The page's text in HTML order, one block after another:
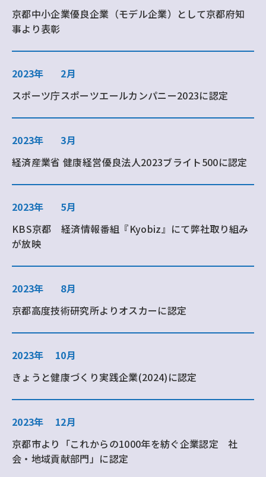
京都中小企業優良企業（モデル企業）として京都府知
事より表彰
2023年
2月
スポーツ庁スポーツエールカンパニー2023に認定
2023年
3月
経済産業省 健康経営優良法人2023ブライト500に認定
2023年
5月
KBS京都 経済情報番組『Kyobiz』にて弊社取り組み
が放映
2023年
8月
京都高度技術研究所よりオスカーに認定
2023年
10月
きょうと健康づくり実践企業(2024)に認定
2023年
12月
京都市より「これからの1000年を紡ぐ企業認定 社
会・地域貢献部門」に認定